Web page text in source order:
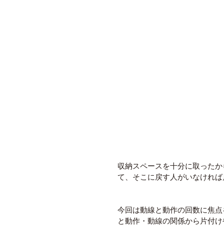
収納スペースを十分に取った
て、そこに戻す人がいなければ
今回は動線と動作の回数に焦
と動作・動線の関係から片付